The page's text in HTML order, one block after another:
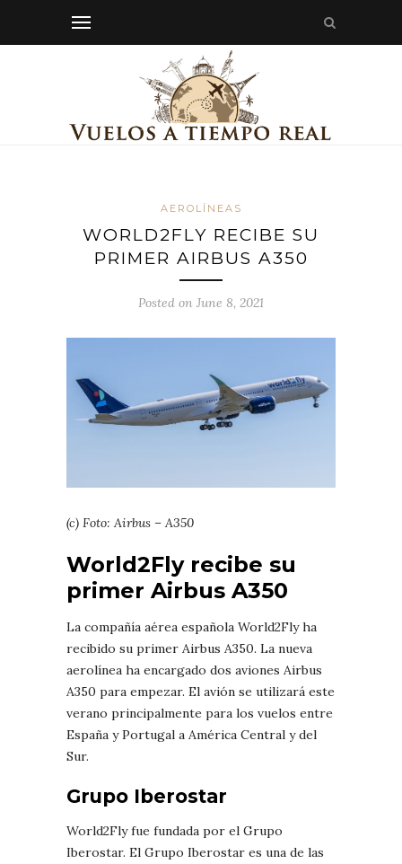
AEROLÍNEAS
WORLD2FLY RECIBE SU
PRIMER AIRBUS A350
Posted on June 8, 2021
(c) Foto: Airbus – A350
World2Fly recibe su
primer Airbus A350
La compañía aérea española World2Fly ha
recibido su primer Airbus A350. La nueva
aerolínea ha encargado dos aviones Airbus
A350 para empezar. El avión se utilizará este
verano principalmente para los vuelos entre
España y Portugal a América Central y del
Sur.
Grupo Iberostar
World2Fly fue fundada por el Grupo
Iberostar. El Grupo Iberostar es una de las